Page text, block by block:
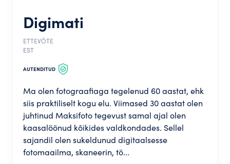
Digimati
ETTEVÕTE
EST
AUTENDITUD
Ma olen fotograafiaga tegelenud 60 aastat, ehk
siis praktiliselt kogu elu. Viimased 30 aastat olen
juhtinud Maksifoto tegevust samal ajal olen
kaasalöönud kõikides valdkondades. Sellel
sajandil olen sukeldunud digitaalsesse
fotomaailma, skaneerin, tö...